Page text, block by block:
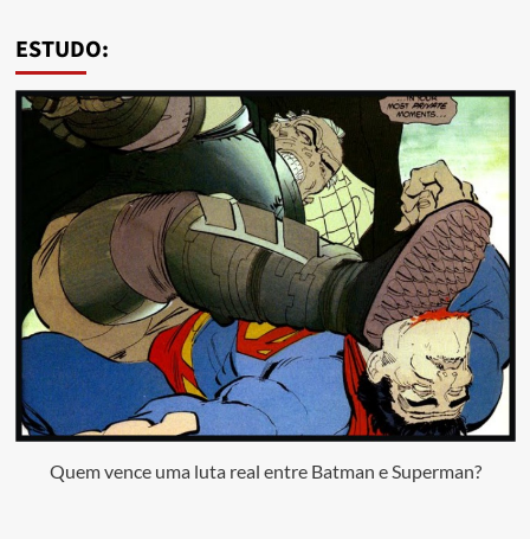
ESTUDO:
Quem vence uma luta real entre Batman e Superman?